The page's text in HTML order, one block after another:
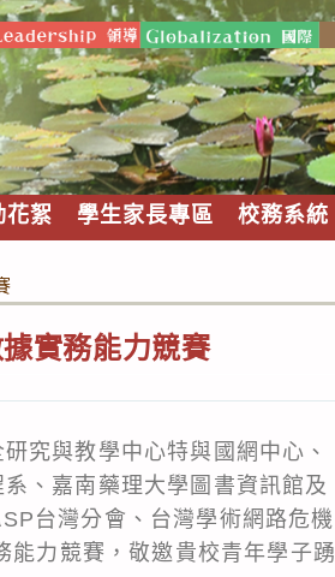
花絮 學生家長專區 校務系統
實務能力競賽
究與教學中心特與國網中心、
、嘉南藥理大學圖書資訊館及
台灣分會、台灣學術網路危機
力競賽，敬邀貴校青年學子踴